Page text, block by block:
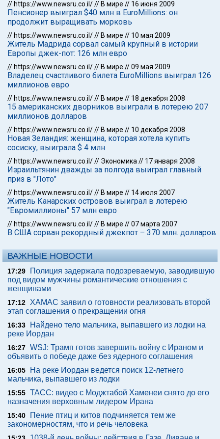
// https://www.newsru.co.il/// В мире // 16 июня 2009
Пенсионер выиграл $40 млн в EuroMillions: он
продолжит выращивать морковь
// https://www.newsru.co.il/// В мире // 10 мая 2009
Житель Мадрида сорвал самый крупный в истории
Европы джек-пот: 126 млн евро
// https://www.newsru.co.il/// В мире //09 мая 2009
Владелец счастливого билета EuroMillions выиграл 126
миллионов евро
// https://www.newsru.co.il/// В мире // 18 декабря 2008
15 американских дворников выиграли в лотерею 207
миллионов долларов
// https://www.newsru.co.il/// В мире // 10 декабря 2008
Новая Зеландия: женщина, которая хотела купить
сосиску, выиграла $ 4 млн
// https://www.newsru.co.il/// Экономика // 17 января 2008
Израильтянин дважды за полгода выиграл главный
приз в "Лото"
// https://www.newsru.co.il/// В мире // 14 июля 2007
Житель Канарских островов выиграл в лотерею
"Евромиллионы" 57 млн евро
// https://www.newsru.co.il/// В мире //07 марта 2007
В США сорван рекордный джекпот – 370 млн. долларов
ВАЖНЫЕ НОВОСТИ
17:29
Полиция задержала подозреваемую, заводившую
под видом мужчины романтические отношения с
женщинами
17:12
ХАМАС заявил о готовности реализовать второй
этап соглашения о прекращении огня
16:33
Найдено тело мальчика, выпавшего из лодки на
реке Иордан
16:27 WSJ: Трамп готов завершить войну с Ираном и
объявить о победе даже без ядерного соглашения
16:05
На реке Иордан ведется поиск 12-летнего
мальчика, выпавшего из лодки
15:55 ТАСС: видео с Моджтабой Хаменеи снято до его
назначения верховным лидером Ирана
15:40
Пение птиц и китов подчиняется тем же
закономерностям, что и речь человека